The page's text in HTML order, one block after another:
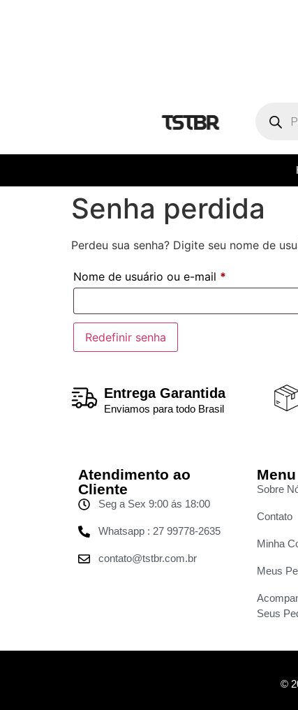
Senha perdida
Perdeu sua senha? Digite seu nome de
Nome de usuário ou e-mail *
Redefinir senha
Entrega Garantida
Enviamos para todo Brasil
Atendimento ao
Cliente
Seg a Sex 9:00 ás 18:00
Whatsapp : 27 99778-2635
contato@tstbr.com.br
Menu
Sobre
Contato
Minha
Meus
Seus
©